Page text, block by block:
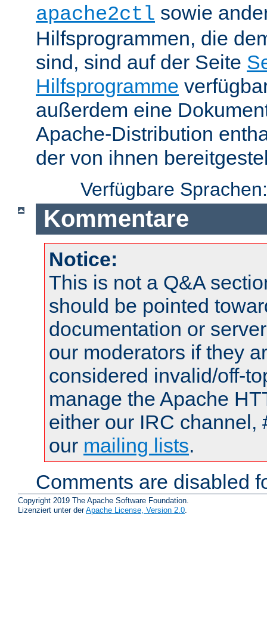
apache2ctl sowie
Hilfsprogrammen, die
sind, sind auf der Seite
Hilfsprogramme
außerdem eine
Apache-Distribution
der von ihnen
Verfügbare
Kommentare
Notice:
This is not a Q&A
should be pointed
documentation or
our moderators if they
considered invalid/off-
manage the Apache
either our IRC channel,
our mailing lists.
Comments are disabled
Copyright 2019 The Apache Software Foundation.
Lizenziert unter derApache License, Version 2.0